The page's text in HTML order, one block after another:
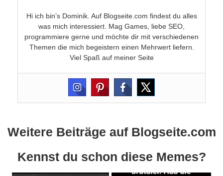
Hi ich bin’s Dominik. Auf Blogseite.com findest du alles
was mich interessiert. Mag Games, liebe SEO,
programmiere gerne und möchte dir mit verschiedenen
Themen die mich begeistern einen Mehrwert liefern.
Viel Spaß auf meiner Seite
Weitere Beiträge auf Blogseite.com
Kennst du schon diese Memes?